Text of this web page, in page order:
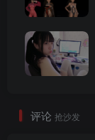
评论 抢沙发